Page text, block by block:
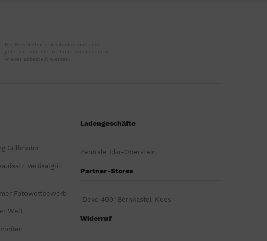
Der Newsletter ist kostenlos und kann
jederzeit hier oder in Ihrem Kundenkonto
wieder abbestellt werden.
Grillmotor
Vertikalgrill
Fotowettbewerb
Welt
Ladengeschäfte
Zentrale Idar-Oberstein
Partner-Stores
"Deko 409" Bernkastel-Kues
Widerruf